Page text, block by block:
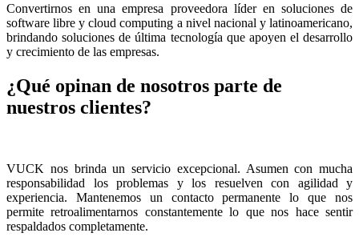
Convertirnos en una empresa proveedora líder en soluciones de
software libre y cloud computing a nivel nacional y latinoamericano,
brindando soluciones de última tecnología que apoyen el desarrollo
y crecimiento de las empresas.
¿Qué opinan de nosotros parte de
nuestros clientes?
VUCK nos brinda un servicio excepcional. Asumen con mucha
responsabilidad los problemas y los resuelven con agilidad y
experiencia. Mantenemos un contacto permanente lo que nos
permite retroalimentarnos constantemente lo que nos hace sentir
respaldados completamente.